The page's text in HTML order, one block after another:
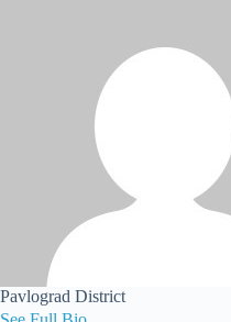
Pavlograd District